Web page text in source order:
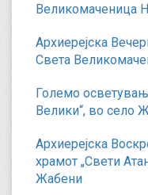
Великомаченица
Архиерејска
Света
Големо
Велики“, во село
Архиерејска
храмот „Свети
Жабени